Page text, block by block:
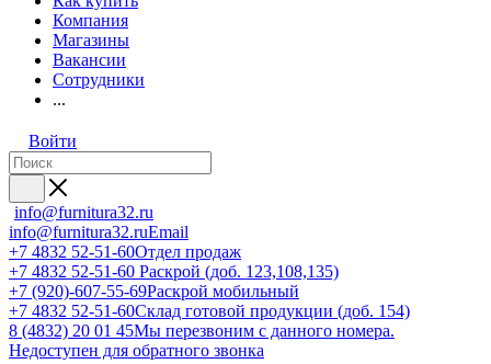
Компания
Магазины
Вакансии
Сотрудники
...
Войти
info@furnitura32.ru
info@furnitura32.ruEmail
+7 4832 52-51-60Отдел продаж
+7 4832 52-51-60 Раскрой (доб. 123,108,135)
+7 (920)-607-55-69Раскрой мобильный
+7 4832 52-51-60Склад готовой продукции (доб. 154)
8 (4832) 20 01 45Мы перезвоним с данного номера.
Недоступен для обратного звонка